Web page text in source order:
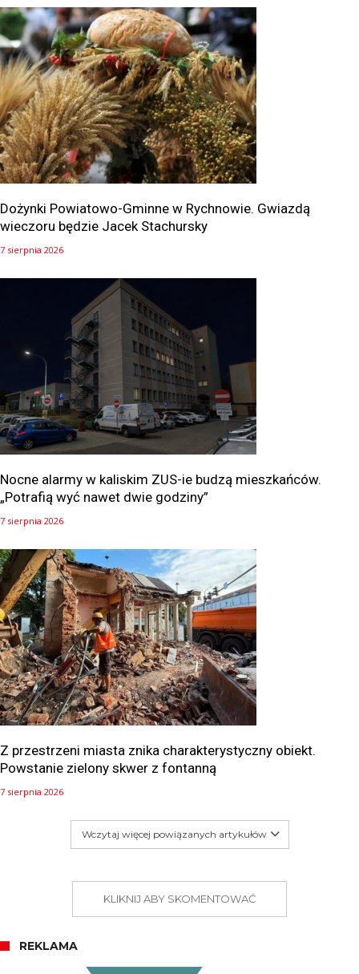
Dożynki Powiatowo-Gminne w Rychnowie. Gwiazdą
wieczoru będzie Jacek Stachursky
7 sierpnia 2026
Nocne alarmy w kaliskim ZUS-ie budzą mieszkańców.
„Potrafią wyć nawet dwie godziny”
7 sierpnia 2026
Z przestrzeni miasta znika charakterystyczny obiekt.
Powstanie zielony skwer z fontanną
7 sierpnia 2026
Wczytaj więcej powiązanych artykułów
KLIKNIJ ABY SKOMENTOWAĆ
REKLAMA